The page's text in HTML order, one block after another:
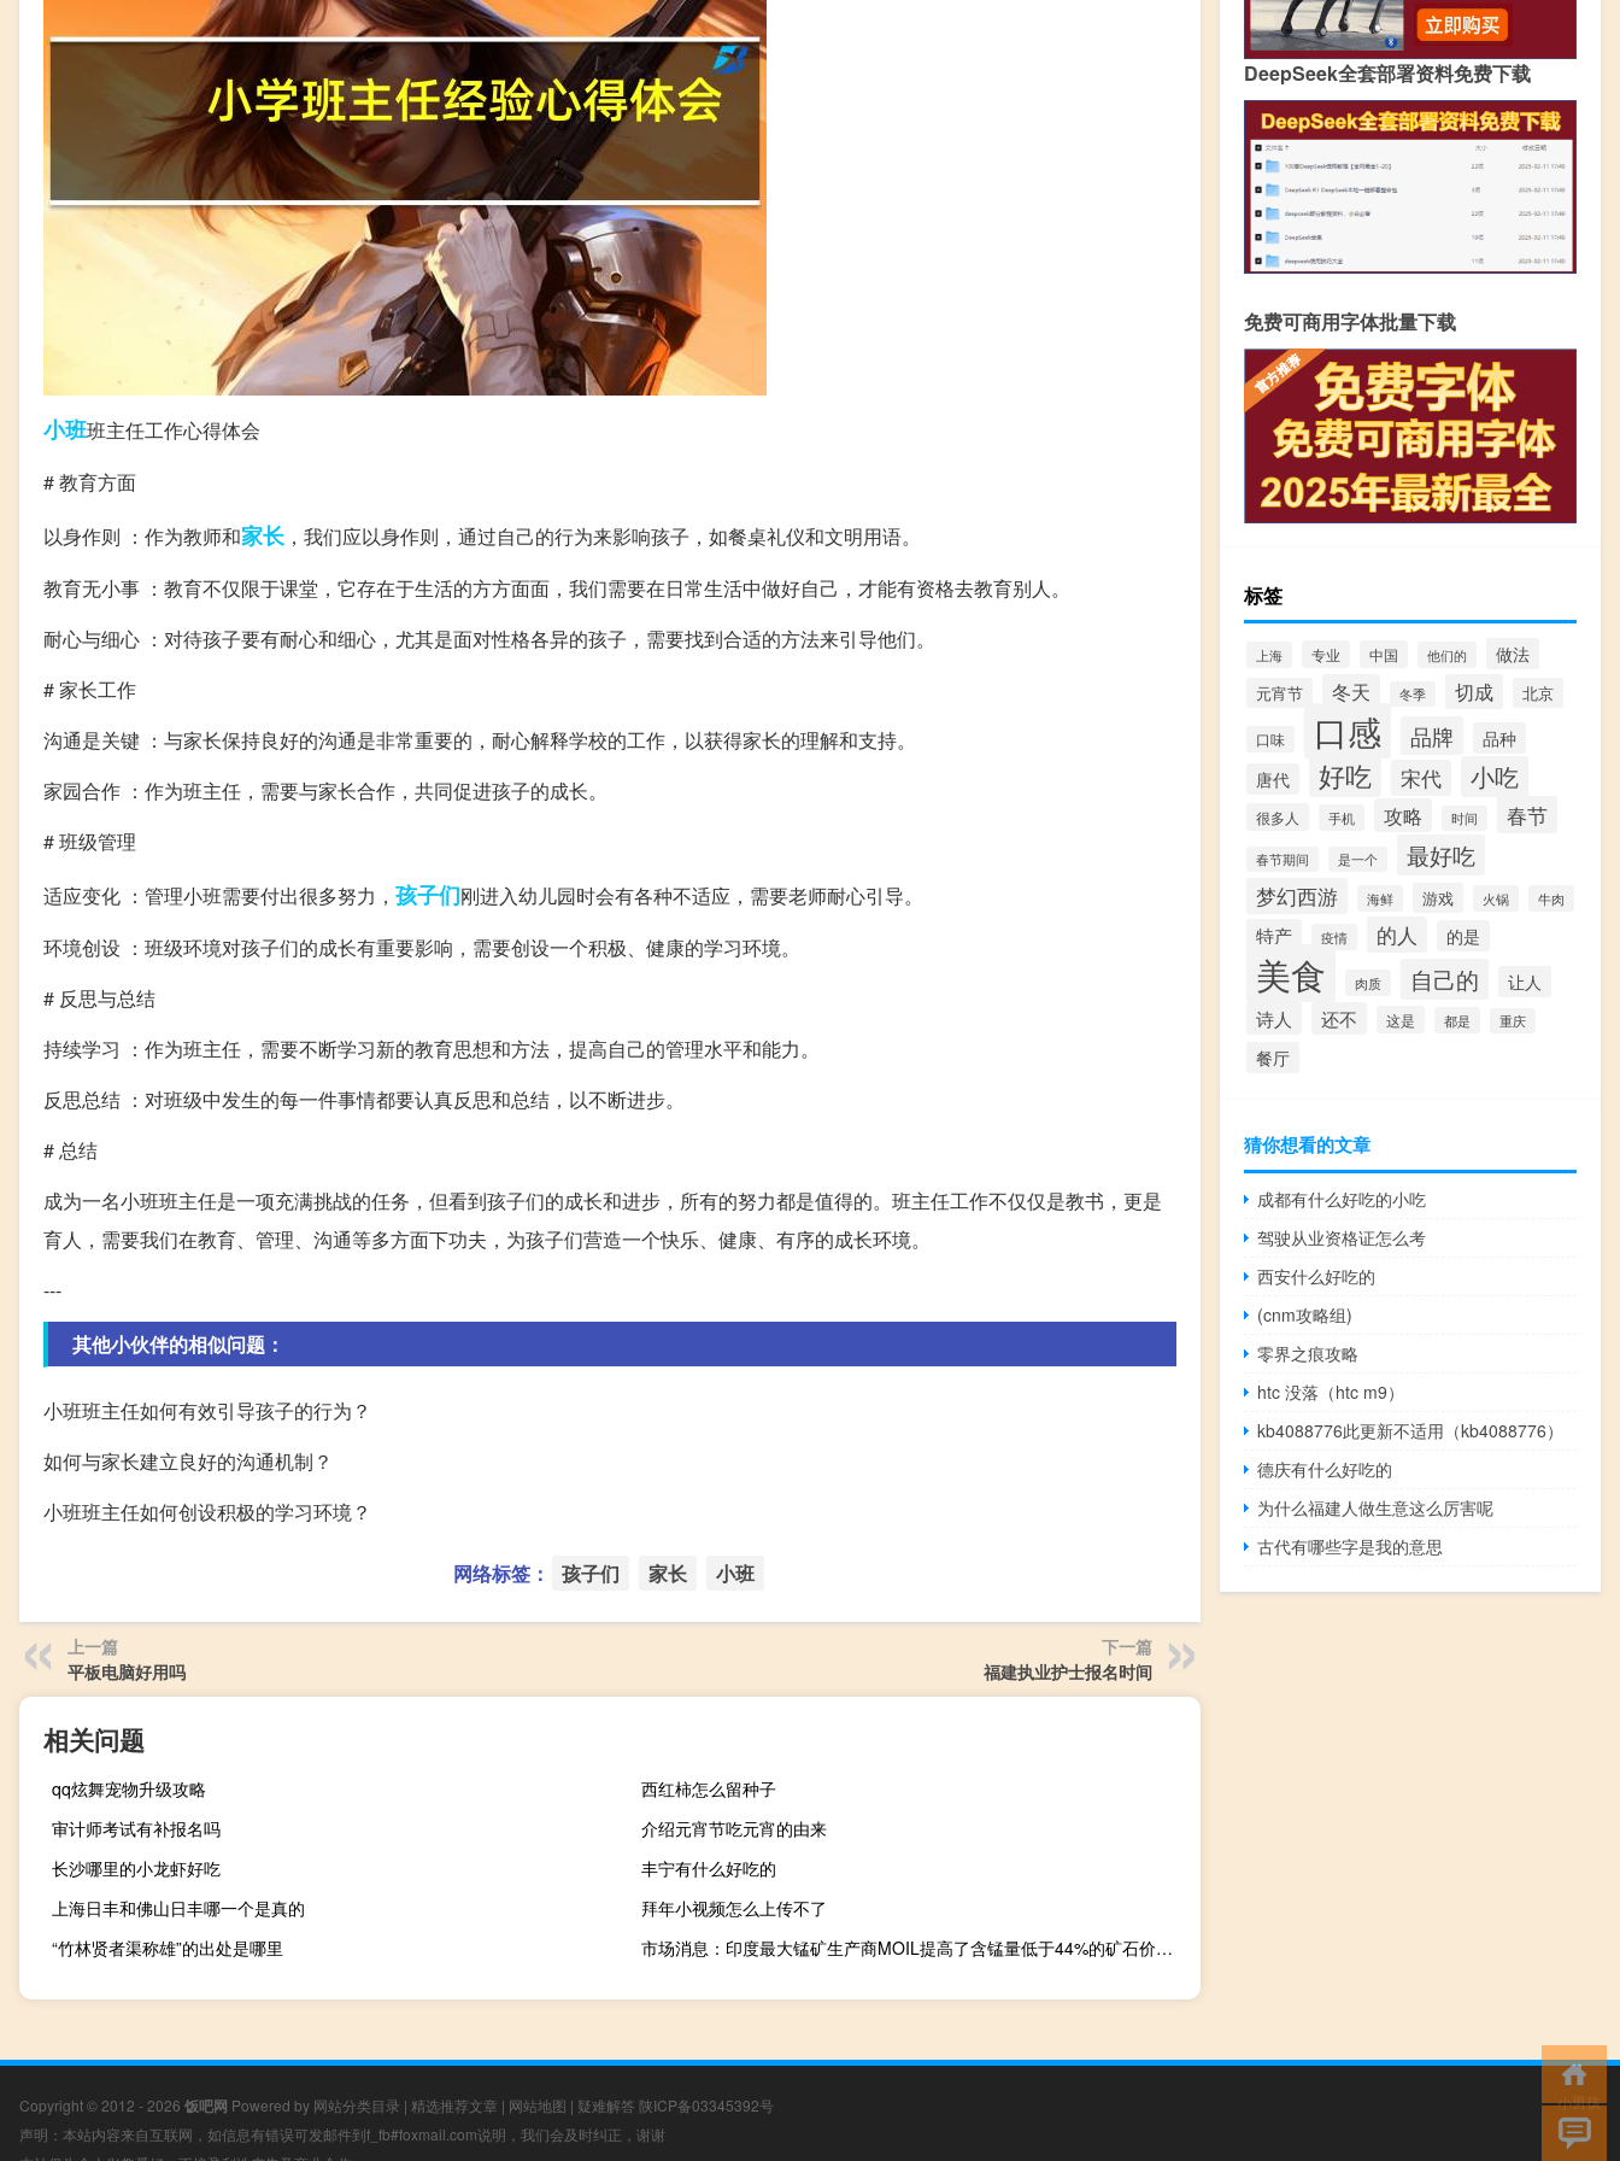
小班班主任工作心得体会
# 教育方面
以身作则 ：作为教师和家长 ，我们应以身作则，通过自己的行为来影响孩子，如餐桌礼仪和文明用语。
教育无小事 ：教育不仅限于课堂，它存在于生活的方方面面，我们需要在日常生活中做好自己，才能有资格去教育别人。
耐心与细心 ：对待孩子要有耐心和细心，尤其是面对性格各异的孩子，需要找到合适的方法来引导他们。
# 家长工作
沟通是关键 ：与家长保持良好的沟通是非常重要的，耐心解释学校的工作，以获得家长的理解和支持。
家园合作 ：作为班主任，需要与家长合作，共同促进孩子的成长。
# 班级管理
适应变化 ：管理小班需要付出很多努力， 孩子们刚进入幼儿园时会有各种不适应，需要老师耐心引导。
环境创设 ：班级环境对孩子们的成长有重要影响，需要创设一个积极、健康的学习环境。
# 反思与总结
持续学习 ：作为班主任，需要不断学习新的教育思想和方法，提高自己的管理水平和能力。
反思总结 ：对班级中发生的每一件事情都要认真反思和总结，以不断进步。
# 总结
成为一名小班班主任是一项充满挑战的任务，但看到孩子们的成长和进步，所有的努力都是值得的。班主任工作不仅仅是教书，更是
育人，需要我们在教育、管理、沟通等多方面下功夫，为孩子们营造一个快乐、健康、有序的成长环境。
---
其他小伙伴的相似问题：
小班班主任如何有效引导孩子的行为？
如何与家长建立良好的沟通机制？
小班班主任如何创设积极的学习环境？
网络标签： 孩子们 家长 小班
上一篇
平板电脑好用吗
下一篇
福建执业护士报名时间
相关问题
qq炫舞宠物升级攻略
西红柿怎么留种子
审计师考试有补报名吗
介绍元宵节吃元宵的由来
长沙哪里的小龙虾好吃
丰宁有什么好吃的
上海日丰和佛山日丰哪一个是真的
拜年小视频怎么上传不了
“竹林贤者渠称雄”的出处是哪里
市场消息：印度最大锰矿生产商MOIL提高了含锰量低于44%的矿石价格；降低了含锰44%或更高的矿石价格
DeepSeek全套部署资料免费下载
免费可商用字体批量下载
标签
上海 专业 中国 他们的 做法
元宵节 冬天 冬季 切成 北京
口味 口感 品牌
品种
唐代
好吃 宋代 小吃
很多人 手机 攻略 时间 春节
春节期间 是一个 最好吃
梦幻西游 海鲜 游戏 火锅 牛肉
特产 疫情 的人 的是
美食 肉质 自己的 让人
诗人 还不 这是 都是 重庆
餐厅
猜你想看的文章
成都有什么好吃的小吃
驾驶从业资格证怎么考
西安什么好吃的
(cnm攻略组)
零界之痕攻略
htc 没落（htc m9）
kb4088776此更新不适用（kb4088776）
德庆有什么好吃的
为什么福建人做生意这么厉害呢
古代有哪些字是我的意思
Copyright © 2012 - 2026 饭吧网 Powered by 网站分类目录 | 精选推荐文章 | 网站地图 | 疑难解答 陕ICP备03345392号
声明：本站内容来自互联网，如信息有错误可发邮件到f_fb#foxmail.com说明，我们会及时纠正，谢谢
小男孩